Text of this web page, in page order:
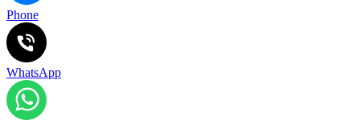
Phone
WhatsApp